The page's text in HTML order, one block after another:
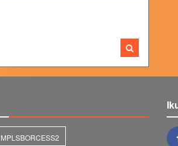
MPLSBORCESS2